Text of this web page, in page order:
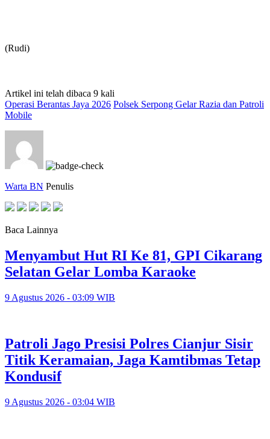
(Rudi)
Artikel ini telah dibaca 9 kali
Operasi Berantas Jaya 2026 Polsek Serpong Gelar Razia dan Patroli
Mobile
Warta BN Penulis
Baca Lainnya
Menyambut Hut RI Ke 81, GPI Cikarang
Selatan Gelar Lomba Karaoke
9 Agustus 2026 - 03:09 WIB
Patroli Jago Presisi Polres Cianjur Sisir
Titik Keramaian, Jaga Kamtibmas Tetap
Kondusif
9 Agustus 2026 - 03:04 WIB